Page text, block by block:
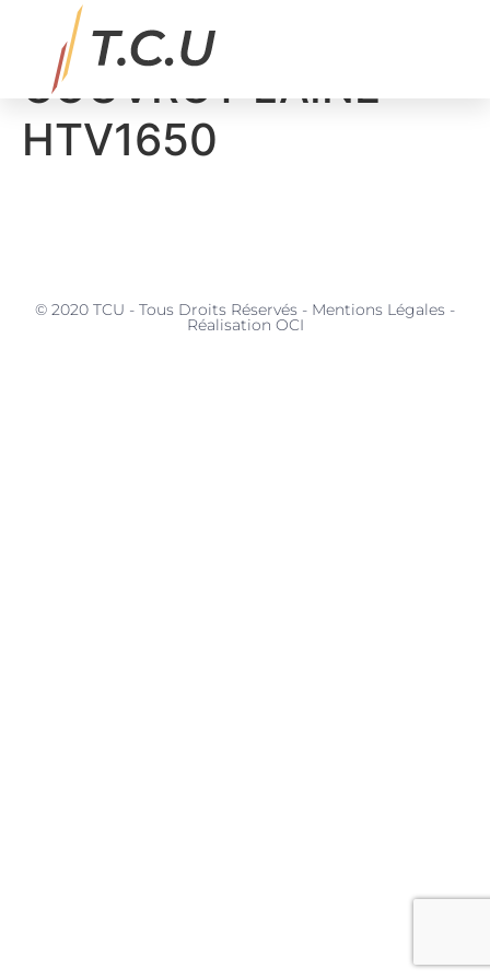
BETON Malaxeur
COUVROT LAINE
HTV1650
© 2020 TCU - Tous Droits Réservés - Mentions Légales -
Réalisation OCI